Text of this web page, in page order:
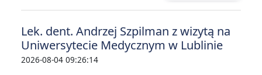
Lek. dent. Andrzej Szpilman z wizytą na
Uniwersytecie Medycznym w Lublinie
2026-08-04 09:26:14